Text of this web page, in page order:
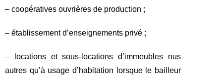
– coopératives ouvrières de production ;
– établissement d’enseignements privé ;
– locations et sous-locations d’immeubles nus
autres qu’à usage d’habitation lorsque le bailleur